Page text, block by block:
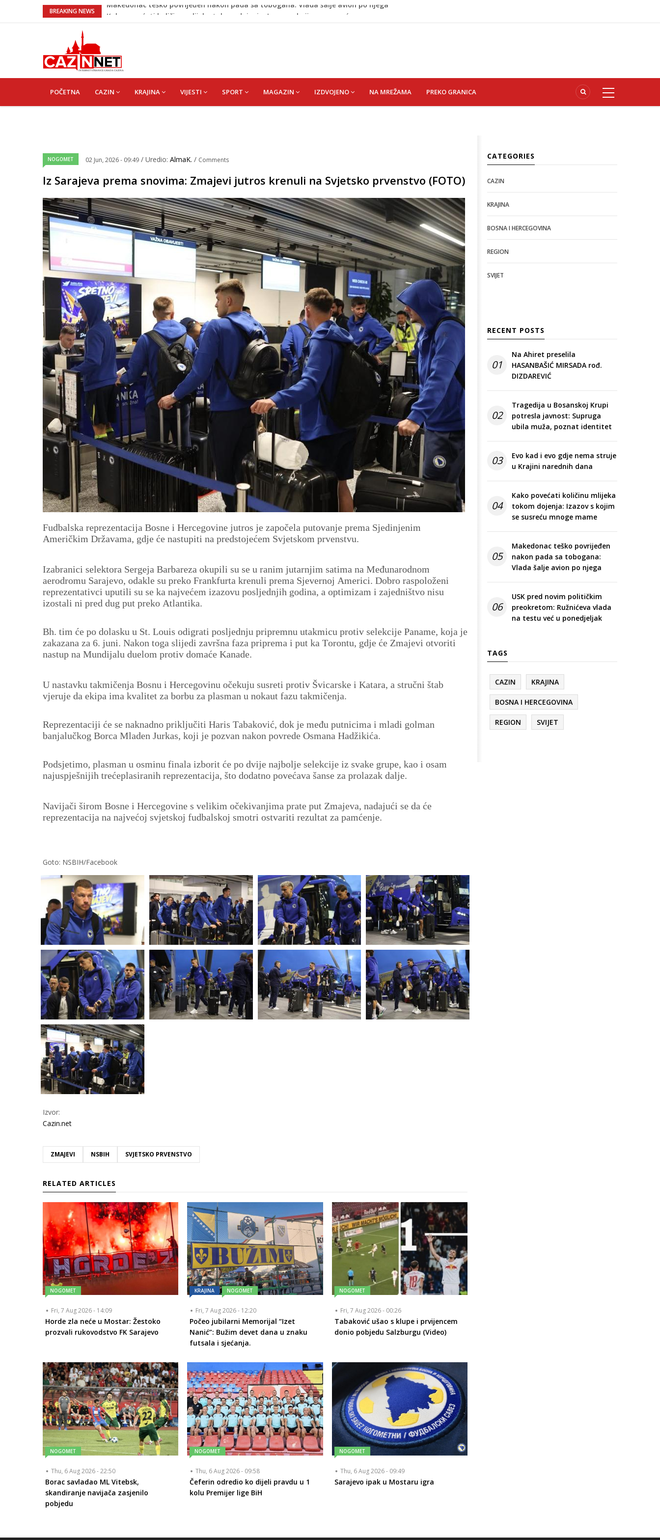
BREAKING NEWS
Kako povećati količinu mlijeka tokom dojenja: Izazov s kojim se susreću mnoge mame
Evo kad i evo gdje nema struje u Krajini narednih dana
Makedonac teško povrijeđen nakon pada sa tobogana: Vlada šalje avion po njega
NAVIGATION
POČETNA CAZIN KRAJINA VIJESTI SPORT MAGAZIN IZDVOJENO NA MREŽAMA PREKO GRANICA
NOGOMET 02 Jun, 2026 - 09:49 / Uredio: AlmaK. / Comments
Iz Sarajeva prema snovima: Zmajevi jutros krenuli na Svjetsko prvenstvo (FOTO)
Fudbalska reprezentacija Bosne i Hercegovine jutros je započela putovanje prema Sjedinjenim
Američkim Državama, gdje će nastupiti na predstojećem Svjetskom prvenstvu.
Izabranici selektora Sergeja Barbareza okupili su se u ranim jutarnjim satima na Međunarodnom
aerodromu Sarajevo, odakle su preko Frankfurta krenuli prema Sjevernoj Americi. Dobro raspoloženi
reprezentativci uputili su se ka najvećem izazovu posljednjih godina, a optimizam i zajedništvo nisu
izostali ni pred dug put preko Atlantika.
Bh. tim će po dolasku u St. Louis odigrati posljednju pripremnu utakmicu protiv selekcije Paname, koja je
zakazana za 6. juni. Nakon toga slijedi završna faza priprema i put ka Torontu, gdje će Zmajevi otvoriti
nastup na Mundijalu duelom protiv domaće Kanade.
U nastavku takmičenja Bosnu i Hercegovinu očekuju susreti protiv Švicarske i Katara, a stručni štab
vjeruje da ekipa ima kvalitet za borbu za plasman u nokaut fazu takmičenja.
Reprezentaciji će se naknadno priključiti Haris Tabaković, dok je među putnicima i mladi golman
banjalučkog Borca Mladen Jurkas, koji je pozvan nakon povrede Osmana Hadžikića.
Podsjetimo, plasman u osminu finala izborit će po dvije najbolje selekcije iz svake grupe, kao i osam
najuspješnijih trećeplasiranih reprezentacija, što dodatno povećava šanse za prolazak dalje.
Navijači širom Bosne i Hercegovine s velikim očekivanjima prate put Zmajeva, nadajući se da će
reprezentacija na najvećoj svjetskoj fudbalskoj smotri ostvariti rezultat za pamćenje.
Goto: NSBIH/Facebook
Izvor:
Cazin.net
ZMAJEVI NSBIH SVJETSKO PRVENSTVO
RELATED ARTICLES
NOGOMET
Fri, 7 Aug 2026 - 14:09
Horde zla neće u Mostar: Žestoko
prozvali rukovodstvo FK Sarajevo
KRAJINA NOGOMET
Fri, 7 Aug 2026 - 12:20
Počeo jubilarni Memorijal “Izet
Nanić”: Bužim devet dana u znaku
futsala i sjećanja.
NOGOMET
Fri, 7 Aug 2026 - 00:26
Tabaković ušao s klupe i prvijencem
donio pobjedu Salzburgu (Video)
NOGOMET
Thu, 6 Aug 2026 - 22:50
Borac savladao ML Vitebsk,
skandiranje navijača zasjenilo
pobjedu
NOGOMET
Thu, 6 Aug 2026 - 09:58
Čeferin odredio ko dijeli pravdu u 1
kolu Premijer lige BiH
NOGOMET
Thu, 6 Aug 2026 - 09:49
Sarajevo ipak u Mostaru igra
CATEGORIES
CAZIN
KRAJINA
BOSNA I HERCEGOVINA
REGION
SVIJET
RECENT POSTS
01
Na Ahiret preselila
HASANBAŠIĆ MIRSADA rođ.
DIZDAREVIĆ
02
Tragedija u Bosanskoj Krupi
potresla javnost: Supruga
ubila muža, poznat identitet
03
Evo kad i evo gdje nema struje
u Krajini narednih dana
04
Kako povećati količinu mlijeka
tokom dojenja: Izazov s kojim
se susreću mnoge mame
05
Makedonac teško povrijeđen
nakon pada sa tobogana:
Vlada šalje avion po njega
06
USK pred novim političkim
preokretom: Ružnićeva vlada
na testu već u ponedjeljak
TAGS
CAZIN KRAJINA
BOSNA I HERCEGOVINA
REGION SVIJET